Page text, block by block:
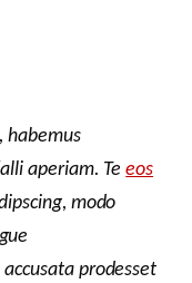
habemus
aperiam. Teeos
modo
prodesset